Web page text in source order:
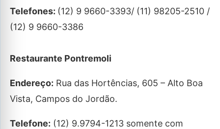
Telefones: (12) 9 9660-3393/ (11) 98205-2510 /
(12) 9 9660-3386
Restaurante Pontremoli
Endereço: Rua das Hortências, 605 – Alto Boa
Vista, Campos do Jordão.
Telefone: (12) 9.9794-1213 somente com